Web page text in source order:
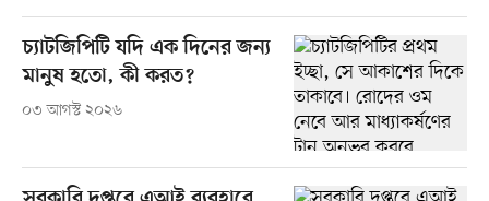
চ্যাটজিপিটি যদি এক দিনের জন্য
মানুষ হতো, কী করত?
০৩ আগস্ট ২০২৬